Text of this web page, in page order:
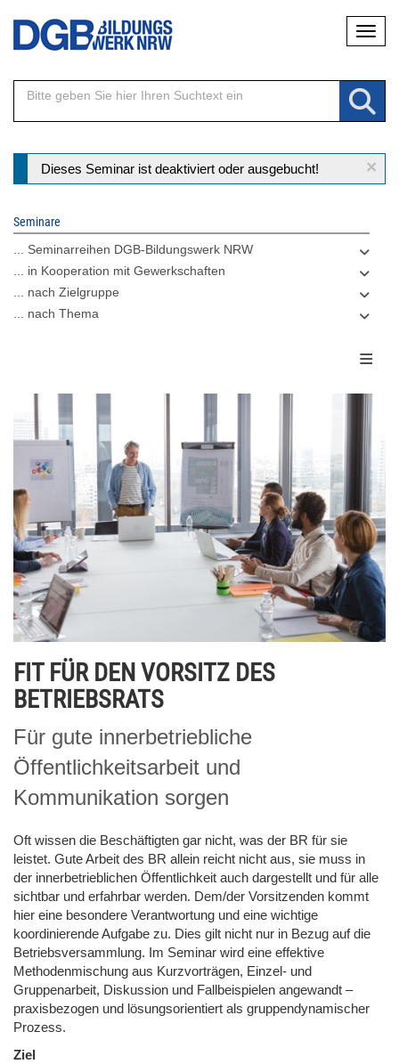
Direkt
Inhalt
×
Statusmeldung
Dieses Seminar ist deaktiviert oder ausgebucht!
Seminare
... Seminarreihen DGB-Bildungswerk NRW
... in Kooperation mit Gewerkschaften
... nach Zielgruppe
... nach Thema
FIT FÜR DEN VORSITZ DES
BETRIEBSRATS
Für gute innerbetriebliche
Öffentlichkeitsarbeit und
Kommunikation sorgen
Oft wissen die Beschäftigten gar nicht, was der BR für sie
leistet. Gute Arbeit des BR allein reicht nicht aus, sie muss in
der innerbetrieblichen Öffentlichkeit auch dargestellt und für alle
sichtbar und erfahrbar werden. Dem/der Vorsitzenden kommt
hier eine besondere Verantwortung und eine wichtige
koordinierende Aufgabe zu. Dies gilt nicht nur in Bezug auf die
Betriebsversammlung. Im Seminar wird eine effektive
Methodenmischung aus Kurzvorträgen, Einzel- und
Gruppenarbeit, Diskussion und Fallbeispielen angewandt –
praxisbezogen und lösungsorientiert als gruppendynamischer
Prozess.
Ziel